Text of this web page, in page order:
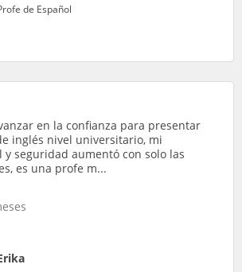
de Español
en la confianza para presentar
inglés nivel universitario, mi
y seguridad aumentó con solo las
es una profe m...